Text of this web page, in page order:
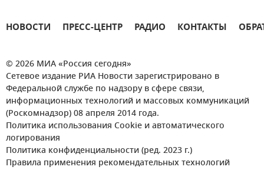
НОВОСТИ ПРЕСС-ЦЕНТР РАДИО КОНТАКТЫ
© 2026 МИА «Россия сегодня»
Сетевое издание РИА Новости зарегистрировано в
Федеральной службе по надзору в сфере связи,
информационных технологий и массовых коммуникаций
(Роскомнадзор) 08 апреля 2014 года.
Политика использования Cookie и автоматического
логирования
Политика конфиденциальности (ред. 2023 г.)
Правила применения рекомендательных технологий